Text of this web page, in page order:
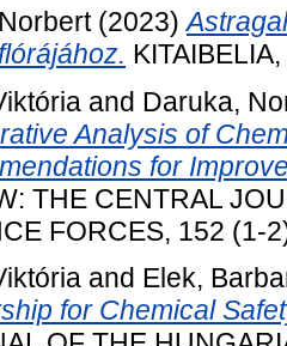
(2023)
and Daruka,
Analysis of
for
THE CENTRAL
FORCES, 152 (1-
and Elek,
for Chemical